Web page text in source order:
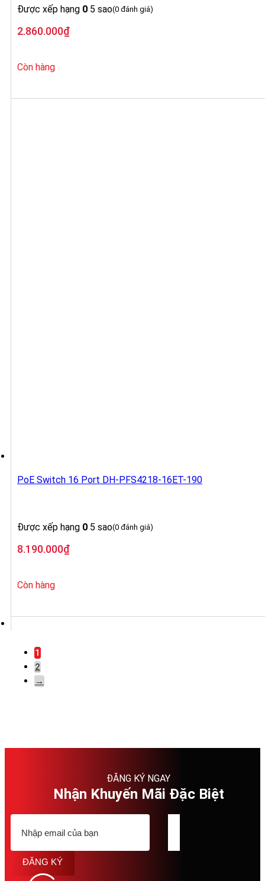
Được xếp hạng 0 5 sao(0 đánh giá)
2.860.000₫
Còn hàng
PoE Switch 16 Port DH-PFS4218-16ET-190
Được xếp hạng 0 5 sao(0 đánh giá)
8.190.000₫
Còn hàng
1
2
→
ĐĂNG KÝ NGAY
Nhận Khuyến Mãi Đặc Biệt
ĐĂNG KÝ